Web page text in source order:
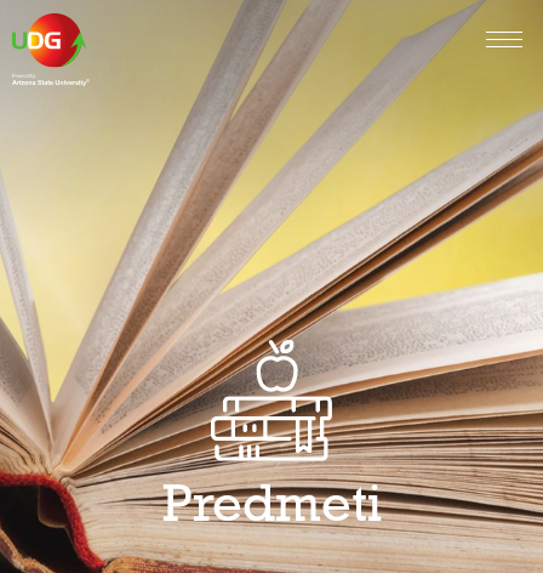
Predmeti